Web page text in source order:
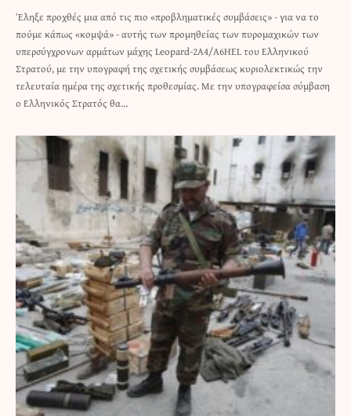
Έληξε προχθές μια από τις πιο «προβληματικές συμβάσεις» - για να το
πούμε κάπως «κομψά» - αυτής των προμηθείας των πυρομαχικών των
υπερσύγχρονων αρμάτων μάχης Leopard-2A4/A6HEL του Ελληνικού
Στρατού, με την υπογραφή της σχετικής συμβάσεως κυριολεκτικώς την
τελευταία ημέρα της σχετικής προθεσμίας. Με την υπογραφείσα σύμβαση
ο Ελληνικός Στρατός θα…